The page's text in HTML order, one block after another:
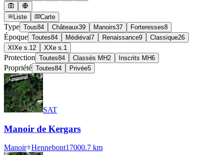
Liste Carte
Type Tous84 Châteaux39 Manoirs37 Forteresses8
Époque Toutes84 Médiéval 7 Renaissance9 Classique26
XIXe s. 12 XXe s. 1
Protection Toutes84 Classés MH2 Inscrits MH6
Propriété Toutes84 Privée5
SAT
Manoir de Kergars
Manoir Hennebont17000.7 km